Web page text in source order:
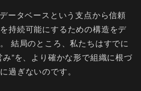
ータベースという支点から信頼
持続可能にするための構造をデ
結局のところ、私たちはすでに
”を、より確かな形で組織に根づ
過ぎないのです。